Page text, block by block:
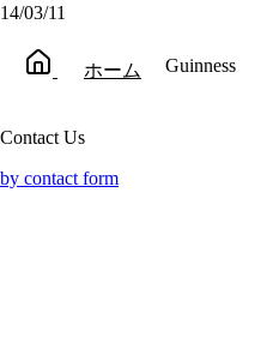
14/03/11
ホーム Guinness
Contact Us
by contact form